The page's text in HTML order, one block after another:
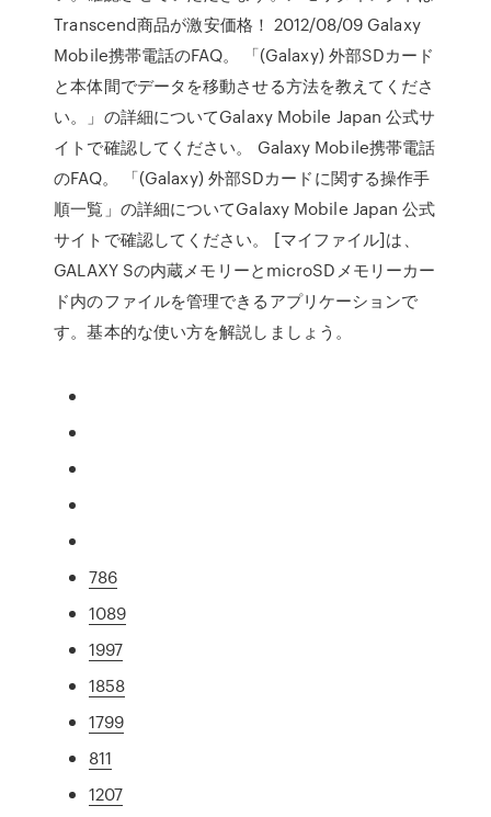
Transcend商品が激安価格！ 2012/08/09 Galaxy
Mobile携帯電話のFAQ。 「(Galaxy) 外部SDカード
と本体間でデータを移動させる方法を教えてくださ
い。」の詳細についてGalaxy Mobile Japan 公式サ
イトで確認してください。 Galaxy Mobile携帯電話
のFAQ。 「(Galaxy) 外部SDカードに関する操作手
順一覧」の詳細についてGalaxy Mobile Japan 公式
サイトで確認してください。 [マイファイル]は、
GALAXY Sの内蔵メモリーとmicroSDメモリーカー
ド内のファイルを管理できるアプリケーションで
す。基本的な使い方を解説しましょう。
786
1089
1997
1858
1799
811
1207